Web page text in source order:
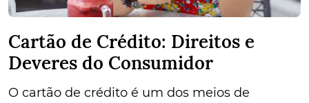
Cartão de Crédito: Direitos e
Deveres do Consumidor
O cartão de crédito é um dos meios de